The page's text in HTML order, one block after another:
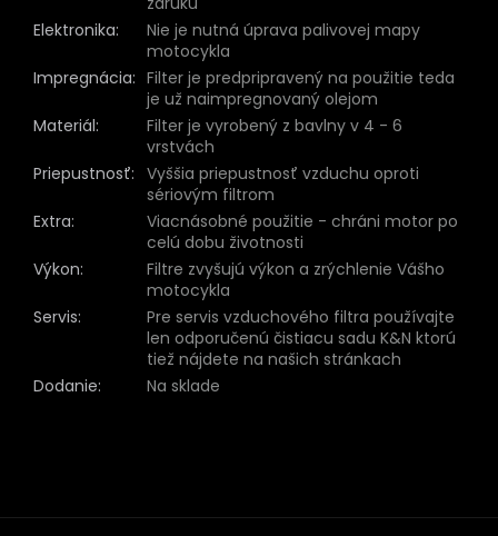
Elektronika:
Nie je nutná úprava palivovej mapy
motocykla
Impregnácia: Filter je predpripravený na použitie teda
je už naimpregnovaný olejom
Materiál:
Filter je vyrobený z bavlny v 4 - 6
vrstvách
Priepustnosť: Vyššia priepustnosť vzduchu oproti
sériovým filtrom
Extra:
Viacnásobné použitie - chráni motor po
celú dobu životnosti
Výkon:
Filtre zvyšujú výkon a zrýchlenie Vášho
motocykla
Servis:
Pre servis vzduchového filtra používajte
len odporučenú čistiacu sadu K&N ktorú
tiež nájdete na našich stránkach
Dodanie: Na sklade